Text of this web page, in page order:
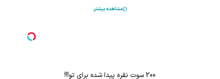
مشاهده بیشتر
200 سوت نقره پیدا شده برای تو!!!